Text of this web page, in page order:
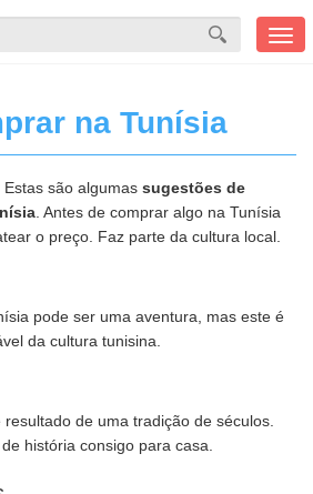
na Tunísia
são algumas sugestões de
. Antes de comprar algo na Tunísia
o preço. Faz parte da cultura local.
pode ser uma aventura, mas este é
da cultura tunisina.
de uma tradição de séculos.
história consigo para casa.